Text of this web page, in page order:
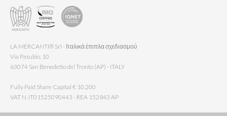
LA MERCANTI® Srl - Ιταλικά έπιπλα σχεδιασμού
Via Pasubio, 10
63074 San Benedetto del Tronto (AP) - ITALY
Fully Paid Share Capital € 10.200
VAT N. IT01525090443 - REA 152843 AP